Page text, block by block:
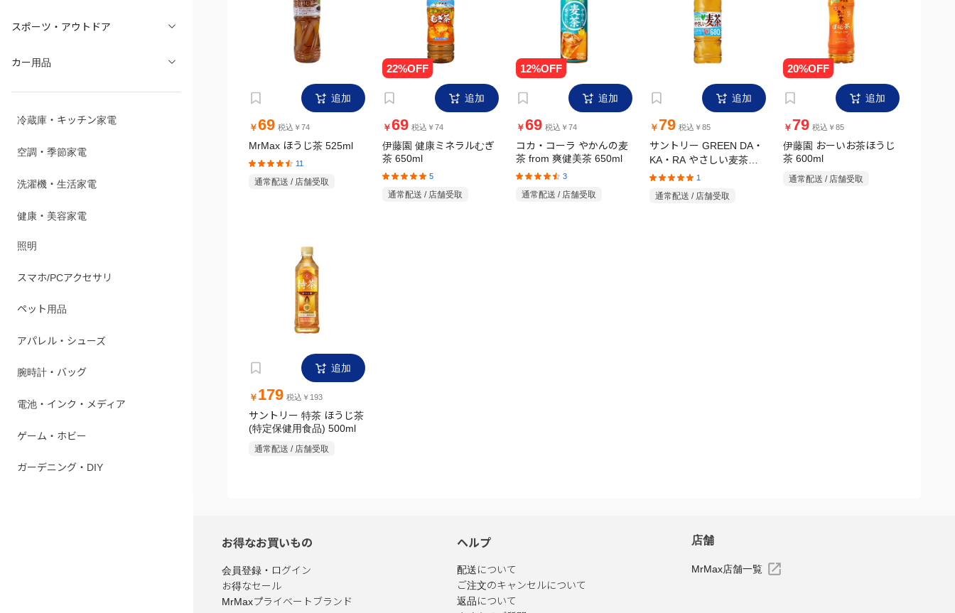
スポーツ・アウトドア
カー用品
冷蔵庫・キッチン家電
空調・季節家電
洗濯機・生活家電
健康・美容家電
照明
スマホ/PCアクセサリ
ペット用品
アパレル・シューズ
腕時計・バッグ
電池・インク・メディア
ゲーム・ホビー
ガーデニング・DIY
追加
￥69 税込￥74
MrMax ほうじ茶 525ml
11
通常配送 / 店舗受取
追加
￥69 税込￥74
伊藤園 健康ミネラルむぎ
茶 650ml
5
通常配送 / 店舗受取
追加
￥69 税込￥74
コカ・コーラ やかんの麦
茶 from 爽健美茶 650ml
3
通常配送 / 店舗受取
追加
￥ 79 税込￥85
サントリー GREEN DA・
KA・RA やさしい麦茶
1
通常配送 / 店舗受取
追加
￥ 79 税込￥85
伊藤園 おーいお茶ほうじ
茶 600ml
通常配送 / 店舗受取
追加
￥ 179 税込￥193
サントリー 特茶 ほうじ茶
(特定保健用食品) 500ml
通常配送 / 店舗受取
お得なお買いもの
会員登録・ログイン
お得なセール
MrMaxプライベートブランド
ヘルプ
配送について
ご注文のキャンセルについて
返品について
店舗
MrMax店舗一覧